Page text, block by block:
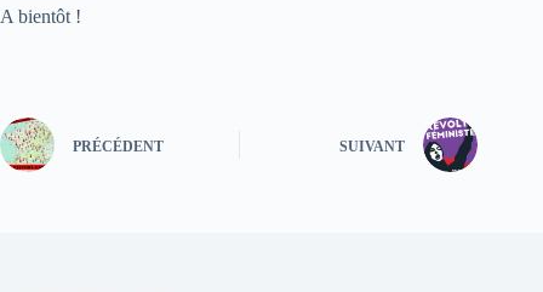
A bientôt !
PRÉCÉDENT SUIVANT